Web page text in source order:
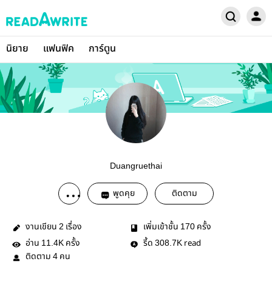
นิยาย แฟนฟิค การ์ตูน
Duangruethai
พูดคุย ติดตาม
งานเขียน 2 เรื่อง เพิ่มเข้าชั้น 170 ครั้ง
อ่าน 11.4K ครั้ง รี้ด 308.7K read
ติดตาม 4 คน